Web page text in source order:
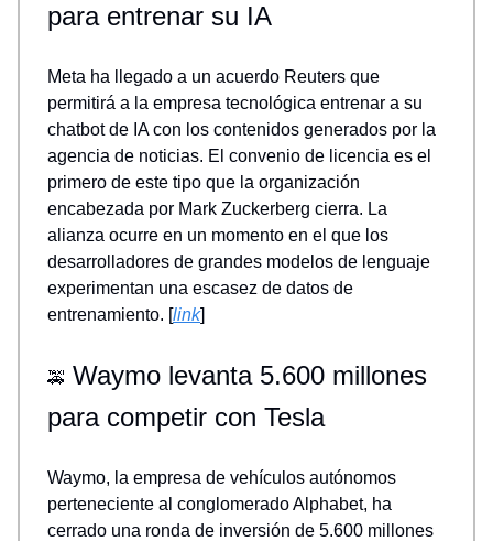
para entrenar su IA
Meta ha llegado a un acuerdo Reuters que
permitirá a la empresa tecnológica entrenar a su
chatbot de IA con los contenidos generados por la
agencia de noticias. El convenio de licencia es el
primero de este tipo que la organización
encabezada por Mark Zuckerberg cierra. La
alianza ocurre en un momento en el que los
desarrolladores de grandes modelos de lenguaje
experimentan una escasez de datos de
entrenamiento. [link]
🚕 Waymo levanta 5.600 millones
para competir con Tesla
Waymo, la empresa de vehículos autónomos
perteneciente al conglomerado Alphabet, ha
cerrado una ronda de inversión de 5.600 millones